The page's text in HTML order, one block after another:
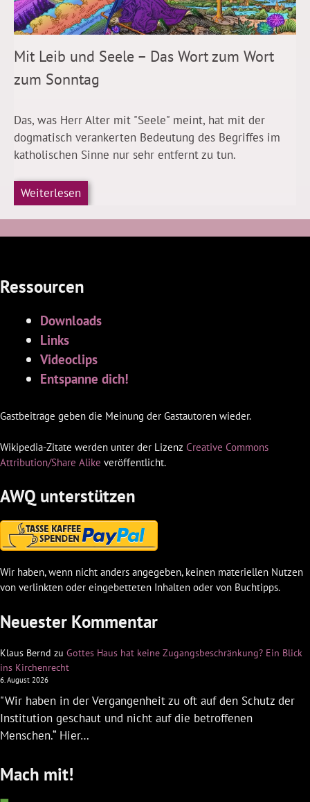
Mit Leib und Seele – Das Wort zum Wort
zum Sonntag
Das, was Herr Alter mit "Seele" meint, hat mit der
dogmatisch verankerten Bedeutung des Begriffes im
katholischen Sinne nur sehr entfernt zu tun.
Weiterlesen
Ressourcen
Downloads
Links
Videoclips
Entspanne dich!
Gastbeiträge geben die Meinung der Gastautoren wieder.
Wikipedia-Zitate werden unter der Lizenz Creative Commons
Attribution/Share Alike veröffentlicht.
AWQ unterstützen
Wir haben, wenn nicht anders angegeben, keinen materiellen Nutzen
von verlinkten oder eingebetteten Inhalten oder von Buchtipps.
Neuester Kommentar
Klaus Bernd zu Gottes Haus hat keine Zugangsbeschränkung? Ein Blick
ins Kirchenrecht
6. August 2026
"Wir haben in der Vergangenheit zu oft auf den Schutz der
Institution geschaut und nicht auf die betroffenen
Menschen.“ Hier…
Mach mit!